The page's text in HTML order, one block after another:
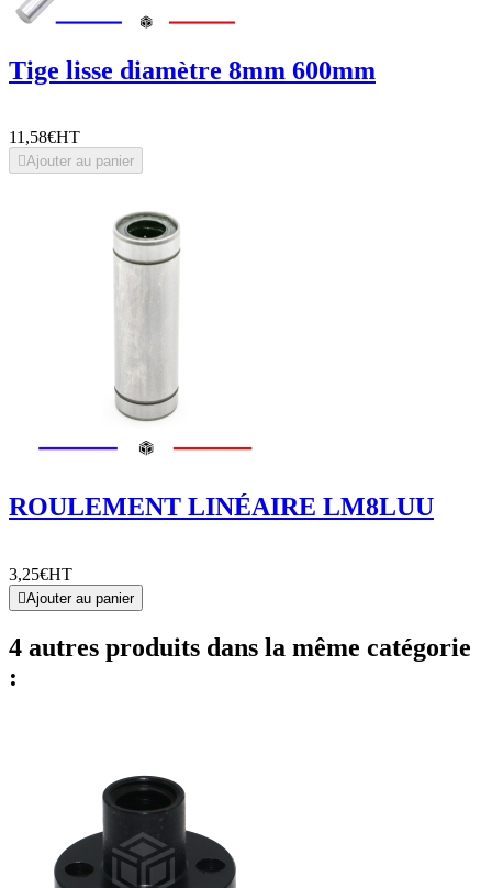
Tige lisse diamètre 8mm 600mm
11,58€HT
Ajouter au panier
ROULEMENT LINÉAIRE LM8LUU
3,25€HT
Ajouter au panier
4 autres produits dans la même catégorie
: